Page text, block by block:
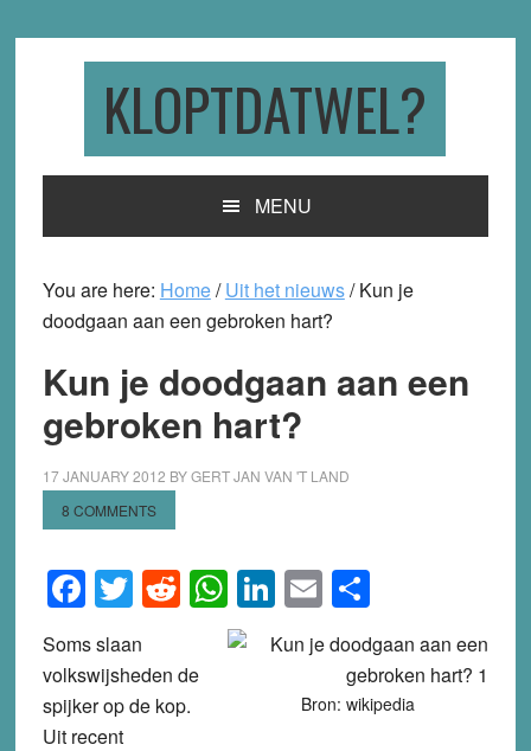
KLOPTDATWEL?
MENU
You are here: Home/ Uit het nieuws/Kun je
doodgaan aan een gebroken hart?
Kun je doodgaan aan een
gebroken hart?
17 JANUARY 2012 BYGERT JAN VAN 'T LAND
8 COMMENTS
Facebook
Twitter
Reddit
WhatsApp
LinkedIn
EmailShare
Bron: wikipedia
Soms slaan
volkswijsheden de
spijker op de kop.
Uit recent